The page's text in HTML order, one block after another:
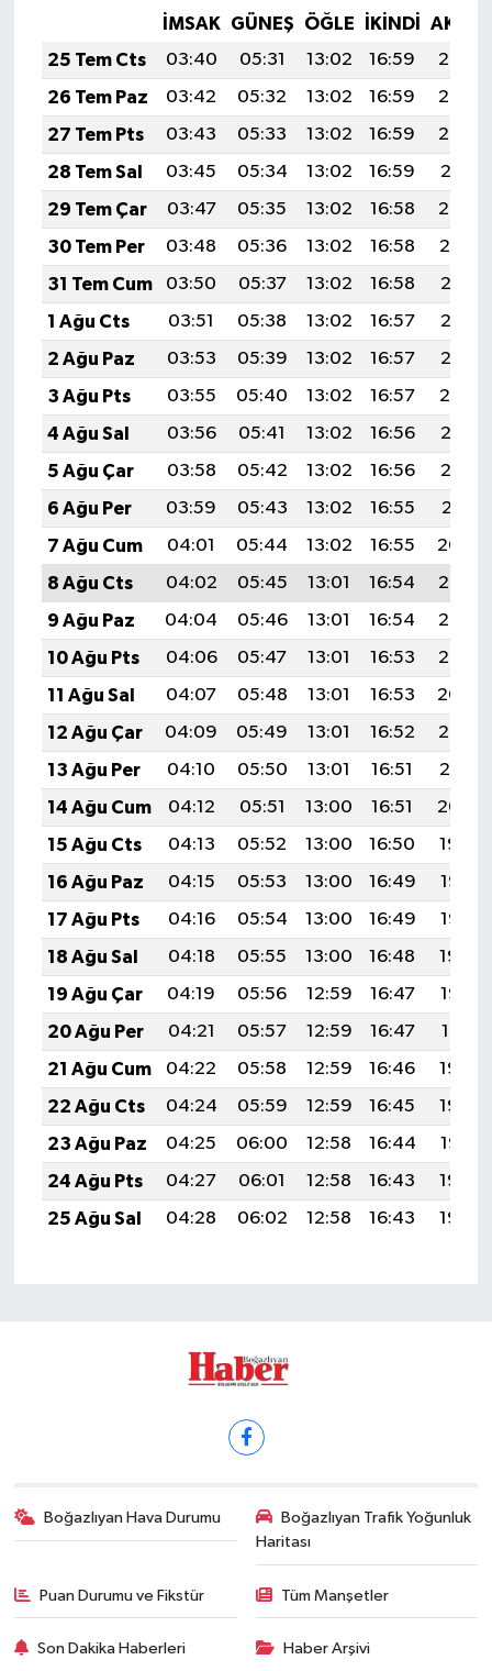
İMSAK GÜNEŞ ÖĞLE İKINDI
25 Tem Cts
03:40 05:31 13:02 16:59
20:23
26 Tem Paz
03:42 05:32 13:02 16:59
20:23
27 Tem Pts
03:43 05:33 13:02 16:59
20:22
28 Tem Sal
03:45 05:34 13:02 16:59
20:21
29 Tem Çar
03:47 05:35 13:02 16:58
20:20
30 Tem Per
03:48 05:36 13:02 16:58
20:19
31 Tem Cum
03:50 05:37 13:02 16:58
20:17
1 Ağu Cts
03:51 05:38 13:02 16:57
20:16
2 Ağu Paz
03:53 05:39 13:02 16:57
20:15
3 Ağu Pts
03:55 05:40 13:02 16:57
20:14
4 Ağu Sal
03:56 05:41 13:02 16:56
20:13
5 Ağu Çar
03:58 05:42 13:02 16:56
20:12
6 Ağu Per
03:59 05:43 13:02 16:55
20:11
7 Ağu Cum
04:01 05:44 13:02 16:55
20:09
8 Ağu Cts
04:02 05:45 13:01 16:54
20:08
9 Ağu Paz
04:04 05:46 13:01 16:54
20:07
10 Ağu Pts
04:06 05:47 13:01 16:53
20:05
11 Ağu Sal
04:07 05:48 13:01 16:53
20:04
12 Ağu Çar
04:09 05:49 13:01 16:52
20:03
13 Ağu Per
04:10 05:50 13:01 16:51
20:01
14 Ağu Cum
04:12 05:51 13:00 16:51
20:00
15 Ağu Cts
04:13 05:52 13:00 16:50
19:59
16 Ağu Paz
04:15 05:53 13:00 16:49
19:57
17 Ağu Pts
04:16 05:54 13:00 16:49
19:56
18 Ağu Sal
04:18 05:55 13:00 16:48
19:54
19 Ağu Çar
04:19 05:56 12:59 16:47
19:53
20 Ağu Per
04:21 05:57 12:59 16:47
19:51
21 Ağu Cum
04:22 05:58 12:59 16:46
19:50
22 Ağu Cts
04:24 05:59 12:59 16:45
19:48
23 Ağu Paz
04:25 06:00 12:58 16:44
19:47
24 Ağu Pts
04:27 06:01 12:58 16:43
19:45
25 Ağu Sal
04:28 06:02 12:58 16:43 19:44
Boğazlıyan Hava Durumu
Boğazlıyan Trafik Yoğunluk
Haritası
Puan Durumu ve Fikstür Tüm Manşetler
Son Dakika Haberleri Haber Arşivi